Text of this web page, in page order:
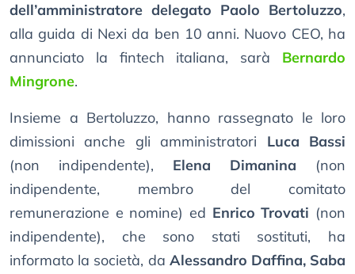
dell’amministratore delegato Paolo Bertoluzzo,
alla guida di Nexi da ben 10 anni. Nuovo CEO, ha
annunciato la fintech italiana, sarà Bernardo
Mingrone.
Insieme a Bertoluzzo, hanno rassegnato le loro
dimissioni anche gli amministratori Luca Bassi
(non indipendente), Elena Dimanina (non
indipendente, membro del comitato
remunerazione e nomine) ed Enrico Trovati (non
indipendente), che sono stati sostituti, ha
informato la società, da Alessandro Daffina, Saba